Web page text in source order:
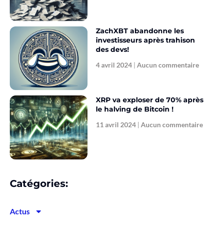
ZachXBT abandonne les
investisseurs après trahison
des devs!
4 avril 2024 Aucun commentaire
XRP va exploser de 70% après
le halving de Bitcoin !
11 avril 2024 Aucun commentaire
Catégories:
Actus